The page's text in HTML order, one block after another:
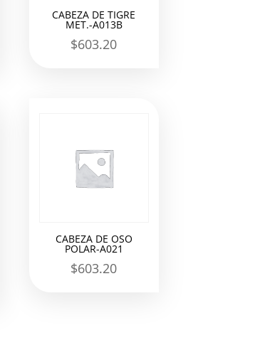
CABEZA DE TIGRE
MET.-A013B
$603.20
CABEZA DE OSO
POLAR-A021
$603.20